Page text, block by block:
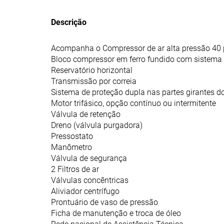
Descrição
Acompanha o Compressor de ar alta pressão
Bloco compressor em ferro fundido com sistema
Reservatório horizontal
Transmissão por correia
Sistema de proteção dupla nas partes girantes
Motor trifásico, opção contínuo ou intermitente
Válvula de retenção
Dreno (válvula purgadora)
Pressostato
Manômetro
Válvula de segurança
2 Filtros de ar
Válvulas concêntricas
Aliviador centrífugo
Prontuário de vaso de pressão
Ficha de manutenção e troca de óleo